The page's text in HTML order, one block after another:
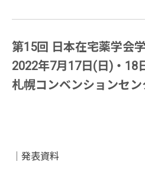
第15回 日本在宅薬学会
2022年7月17日(日)・18
札幌コンベンションセン
｜発表資料